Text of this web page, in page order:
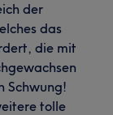
der
das
die mit
Schwung!
tolle